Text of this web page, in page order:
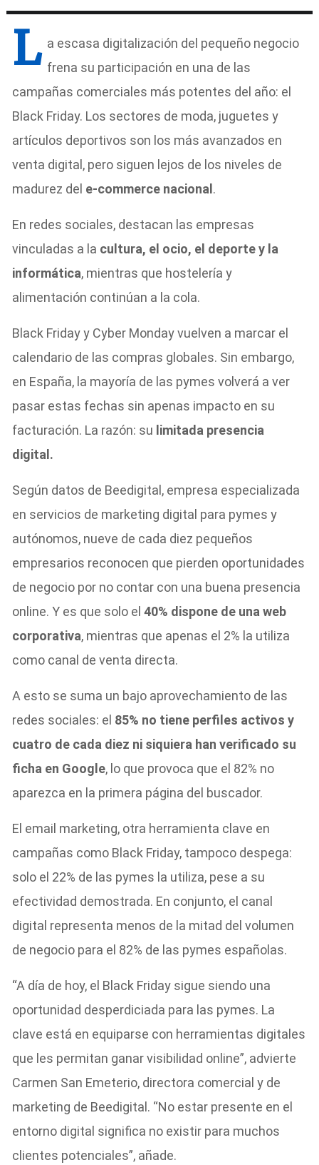
L a escasa digitalización del pequeño negocio
frena su participación en una de las
campañas comerciales más potentes del año: el
Black Friday. Los sectores de moda, juguetes y
artículos deportivos son los más avanzados en
venta digital, pero siguen lejos de los niveles de
madurez del e-commerce nacional .
En redes sociales, destacan las empresas
vinculadas a la cultura, el ocio, el deporte y la
informática, mientras que hostelería y
alimentación continúan a la cola.
Black Friday y Cyber Monday vuelven a marcar el
calendario de las compras globales. Sin embargo,
en España, la mayoría de las pymes volverá a ver
pasar estas fechas sin apenas impacto en su
facturación. La razón: su limitada presencia
digital.
Según datos de Beedigital, empresa especializada
en servicios de marketing digital para pymes y
autónomos, nueve de cada diez pequeños
empresarios reconocen que pierden oportunidades
de negocio por no contar con una buena presencia
online. Y es que solo el40% dispone de una web
corporativa, mientras que apenas el 2% la utiliza
como canal de venta directa.
A esto se suma un bajo aprovechamiento de las
redes sociales: el 85% no tiene perfiles activos y
cuatro de cada diez ni siquiera han verificado su
ficha en Google, lo que provoca que el 82% no
aparezca en la primera página del buscador.
El email marketing, otra herramienta clave en
campañas como Black Friday, tampoco despega:
solo el 22% de las pymes la utiliza, pese a su
efectividad demostrada. En conjunto, el canal
digital representa menos de la mitad del volumen
de negocio para el 82% de las pymes españolas.
“A día de hoy, el Black Friday sigue siendo una
oportunidad desperdiciada para las pymes. La
clave está en equiparse con herramientas digitales
que les permitan ganar visibilidad online”, advierte
Carmen San Emeterio, directora comercial y de
marketing de Beedigital. “No estar presente en el
entorno digital significa no existir para muchos
clientes potenciales”, añade.